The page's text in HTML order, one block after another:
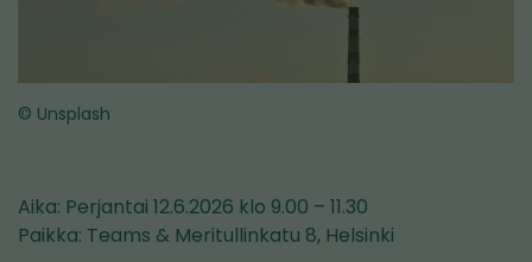
© Unsplash
Aika: Perjantai 12.6.2026 klo 9.00 – 11.30
Paikka: Teams & Meritullinkatu 8, Helsinki